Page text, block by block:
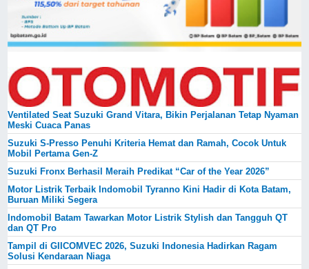
Ventilated Seat Suzuki Grand Vitara, Bikin Perjalanan Tetap Nyaman
Meski Cuaca Panas
Suzuki S-Presso Penuhi Kriteria Hemat dan Ramah, Cocok Untuk
Mobil Pertama Gen-Z
Suzuki Fronx Berhasil Meraih Predikat “Car of the Year 2026”
Motor Listrik Terbaik Indomobil Tyranno Kini Hadir di Kota Batam,
Buruan Miliki Segera
Indomobil Batam Tawarkan Motor Listrik Stylish dan Tangguh QT
dan QT Pro
Tampil di GIICOMVEC 2026, Suzuki Indonesia Hadirkan Ragam
Solusi Kendaraan Niaga